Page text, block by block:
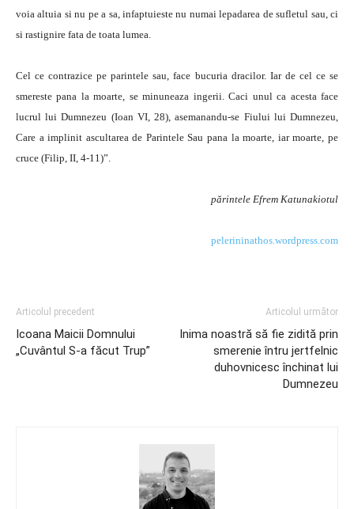
voia altuia si nu pe a sa, infaptuieste nu numai lepadarea de sufletul sau, ci
si rastignire fata de toata lumea.
Cel ce contrazice pe parintele sau, face bucuria dracilor. Iar de cel ce se
smereste pana la moarte, se minuneaza ingerii. Caci unul ca acesta face
lucrul lui Dumnezeu (Ioan VI, 28), asemanandu-se Fiului lui Dumnezeu,
Care a implinit ascultarea de Parintele Sau pana la moarte, iar moarte, pe
cruce (Filip, II, 4-11)”.
părintele Efrem Katunakiotul
pelerininathos.wordpress.com
Articolul precedent
Icoana Maicii Domnului
„Cuvântul S-a făcut Trup”
Articolul următor
Inima noastră să fie zidită prin
smerenie întru jertfelnic
duhovnicesc închinat lui
Dumnezeu